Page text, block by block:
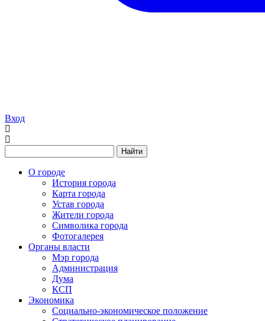
Вход
Найти
О городе
История города
Карта города
Устав города
Жители города
Символика города
Фотогалерея
Органы власти
Мэр города
Администрация
Дума
КСП
Экономика
Социально-экономическое положение